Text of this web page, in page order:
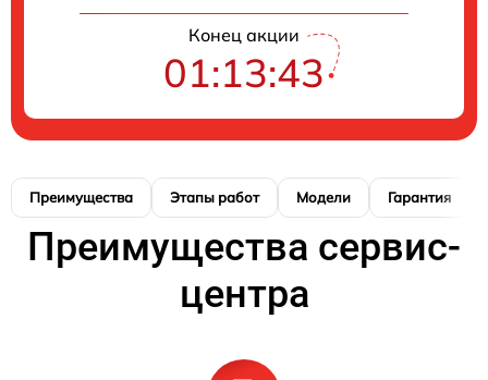
Конец акции
01:13:41
Преимущества Этапы работ Модели Гарантия
Преимущества сервис-
центра